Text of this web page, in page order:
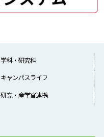
学科・研究科
キャンパスライフ
研究・産学官連携